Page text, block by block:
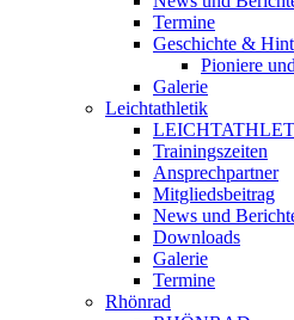
Termine
Geschichte &
Pioniere
Galerie
Leichtathletik
Trainingszeiten
Ansprechpartner
Mitgliedsbeitrag
News und
Downloads
Galerie
Termine
Rhönrad